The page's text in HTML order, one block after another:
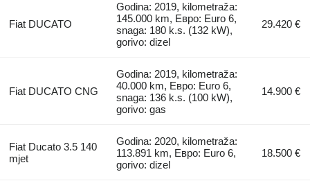
Fiat DUCATO
Godina: 2019, kilometraža:
145.000 km, Евро: Euro 6,
snaga: 180 k.s. (132 kW),
gorivo: dizel
29.420 €
Fiat DUCATO CNG
Godina: 2019, kilometraža:
40.000 km, Евро: Euro 6,
snaga: 136 k.s. (100 kW),
gorivo: gas
14.900 €
Fiat Ducato 3.5 140
mjet
Godina: 2020, kilometraža:
113.891 km, Евро: Euro 6,
gorivo: dizel
18.500 €